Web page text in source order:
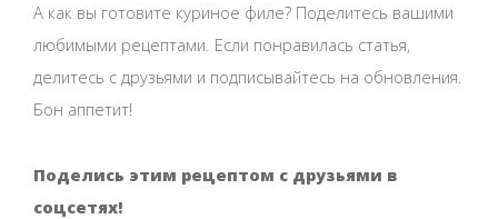
А как вы готовите куриное филе? Поделитесь вашими
любимыми рецептами. Если понравилась статья,
делитесь с друзьями и подписывайтесь на обновления.
Бон аппетит!
Поделись этим рецептом с друзьями в
соцсетях!